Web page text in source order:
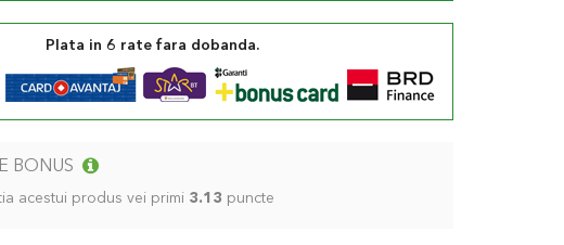
Plata in 6 rate fara dobanda.
BONUS
acestui produs vei primi 3.13 puncte